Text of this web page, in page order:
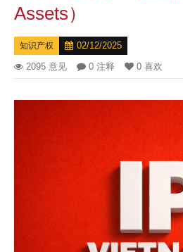
Assets）
知识产权
02/12/2025
2095 意见
0 注释 0 喜欢